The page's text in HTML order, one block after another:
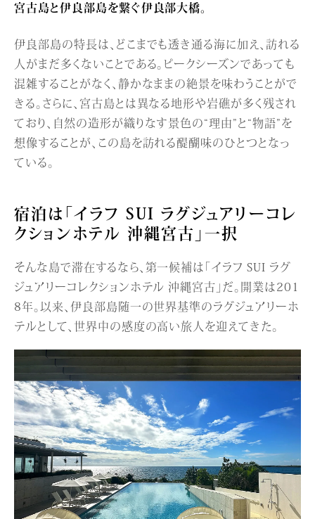
宮古島と伊良部島を繋ぐ伊良部大橋。
伊良部島の特長は、どこまでも透き通る海に加え、訪れる
人がまだ多くないことである。ピークシーズンであっても
混雑することがなく、静かなままの絶景を味わうことがで
きる。さらに、宮古島とは異なる地形や岩礁が多く残され
ており、自然の造形が織りなす景色の“理由”と“物語”を
想像することが、この島を訪れる醍醐味のひとつとなっ
ている。
宿泊は「イラフ SUI ラグジュアリーコレ
クションホテル 沖縄宮古」一択
そんな島で滞在するなら、第一候補は「イラフ SUI ラグ
ジュアリーコレクションホテル 沖縄宮古」だ。開業は201
8年。以来、伊良部島随一の世界基準のラグジュアリーホ
テルとして、世界中の感度の高い旅人を迎えてきた。